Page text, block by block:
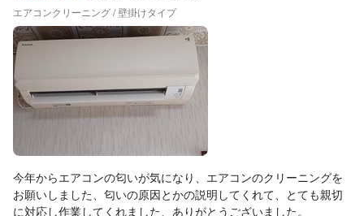
エアコンクリーニング / 壁掛けタイプ
今年からエアコンの匂いが気になり、エアコンのクリーニングを
お願いしました、匂いの原因とかの説明してくれて、とても親切
に対応し作業してくれました、ありがとうございました。